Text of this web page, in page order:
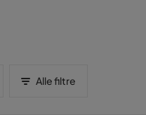
Alle filtre